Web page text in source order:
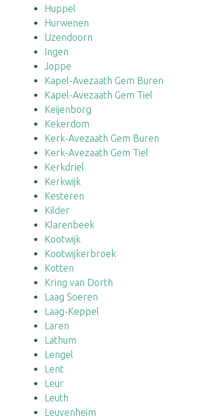
Huppel
Hurwenen
IJzendoorn
Ingen
Joppe
Kapel-Avezaath Gem Buren
Kapel-Avezaath Gem Tiel
Keijenborg
Kekerdom
Kerk-Avezaath Gem Buren
Kerk-Avezaath Gem Tiel
Kerkdriel
Kerkwijk
Kesteren
Kilder
Klarenbeek
Kootwijk
Kootwijkerbroek
Kotten
Kring van Dorth
Laag Soeren
Laag-Keppel
Laren
Lathum
Lengel
Lent
Leur
Leuth
Leuvenheim